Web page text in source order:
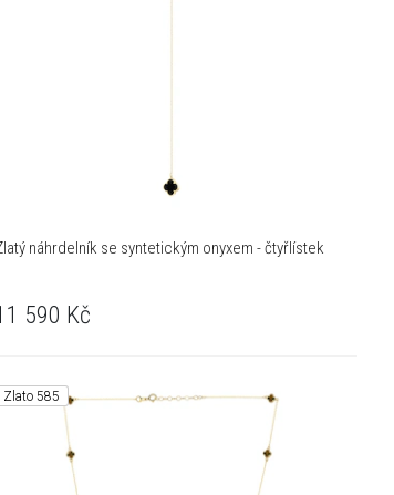
náhrdelník se syntetickým onyxem - čtyřlístek
590 Kč
Zlato 585